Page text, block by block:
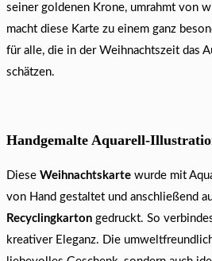
seiner goldenen Krone, umrahmt von
macht diese Karte zu einem ganz
für alle, die in der Weihnachtszeit das
schätzen.
Handgemalte Aquarell-
Diese Weihnachtskarte wurde mit
von Hand gestaltet und anschließend
Recyclingkarton gedruckt. So
kreativer Eleganz. Die